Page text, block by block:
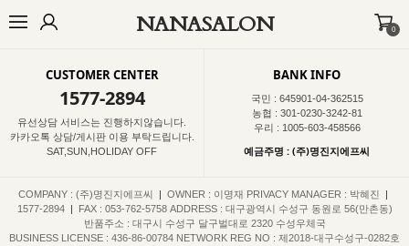
NANASALON 0
CUSTOMER CENTER
1577-2894
유선상담 서비스는 진행하지않습니다.
카카오톡 상담/게시판 이용 부탁드립니다.
SAT,SUN,HOLIDAY OFF
BANK INFO
국민 : 645901-04-362515
농협 : 301-0230-3242-81
우리 : 1005-603-458566
예금주명 : (주)명진지에프씨
COMPANY : (주)명진지에프씨 | OWNER : 이명재 PRIVACY MANAGER : 박혜진
|
1577-2894
| FAX : 053-762-5758 ADDRESS : 대구광역시 수성구 동원로 56(만촌동)
반품주소 : 대구시 수성구 달구벌대로 2320 수성우체국
BUSINESS LICENSE : 436-86-00784 NETWORK REG NO : 제2018-대구수성구-0282호